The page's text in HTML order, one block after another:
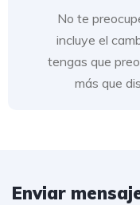
No te
incluye el
tengas que
más que
Enviar